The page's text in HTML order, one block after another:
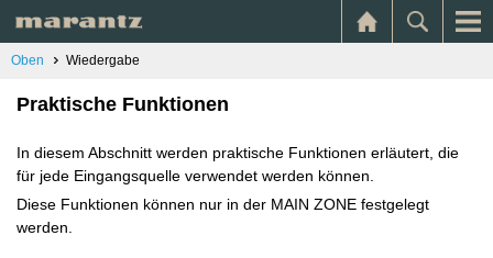
Oben Wiedergabe
Praktische Funktionen
In diesem Abschnitt werden praktische Funktionen erläutert, die
für jede Eingangsquelle verwendet werden können.
Diese Funktionen können nur in der MAIN ZONE festgelegt
werden.